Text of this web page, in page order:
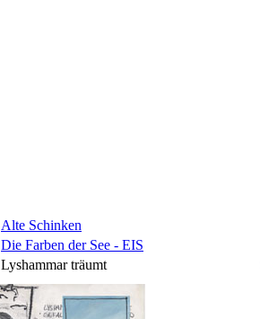
Alte Schinken
Die Farben der See - EIS
Lyshammar träumt